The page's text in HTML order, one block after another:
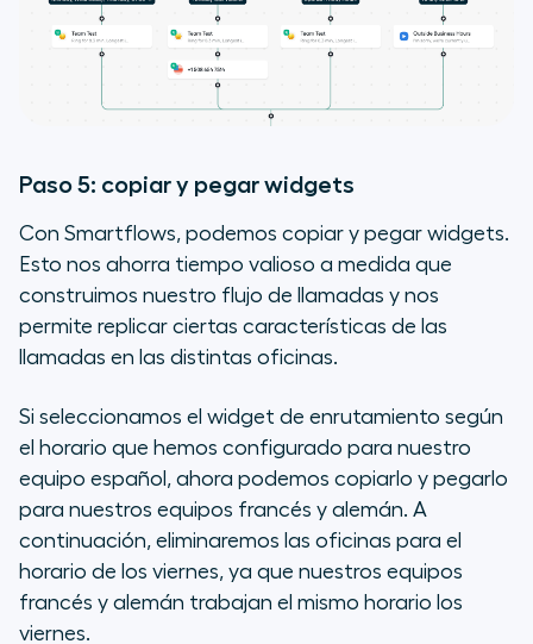
Paso 5: copiar y pegar widgets
Con Smartflows, podemos copiar y pegar widgets.
Esto nos ahorra tiempo valioso a medida que
construimos nuestro flujo de llamadas y nos
permite replicar ciertas características de las
llamadas en las distintas oficinas.
Si seleccionamos el widget de enrutamiento según
el horario que hemos configurado para nuestro
equipo español, ahora podemos copiarlo y pegarlo
para nuestros equipos francés y alemán. A
continuación, eliminaremos las oficinas para el
horario de los viernes, ya que nuestros equipos
francés y alemán trabajan el mismo horario los
viernes.